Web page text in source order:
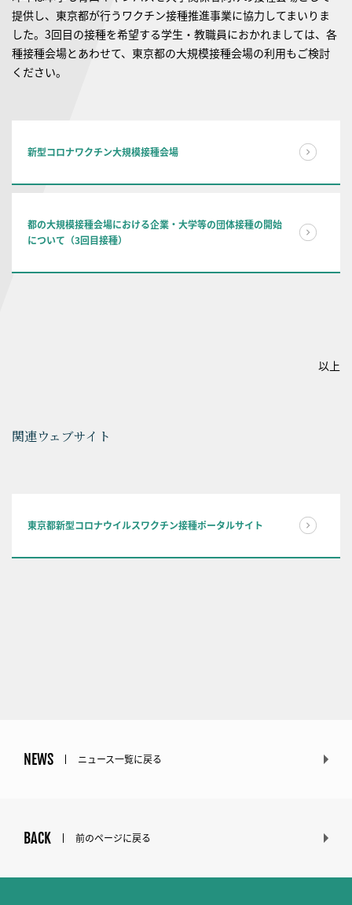
提供し、東京都が行うワクチン接種推進事業に協力してまいりま
した。3回目の接種を希望する学生・教職員におかれましては、各
種接種会場とあわせて、東京都の大規模接種会場の利用もご検討
ください。
新型コロナワクチン大規模接種会場
都の大規模接種会場における企業・大学等の団体接種の開始
について（3回目接種）
以上
関連ウェブサイト
東京都新型コロナウイルスワクチン接種ポータルサイト
NEWS ニュース一覧に戻る
BACK 前のページに戻る